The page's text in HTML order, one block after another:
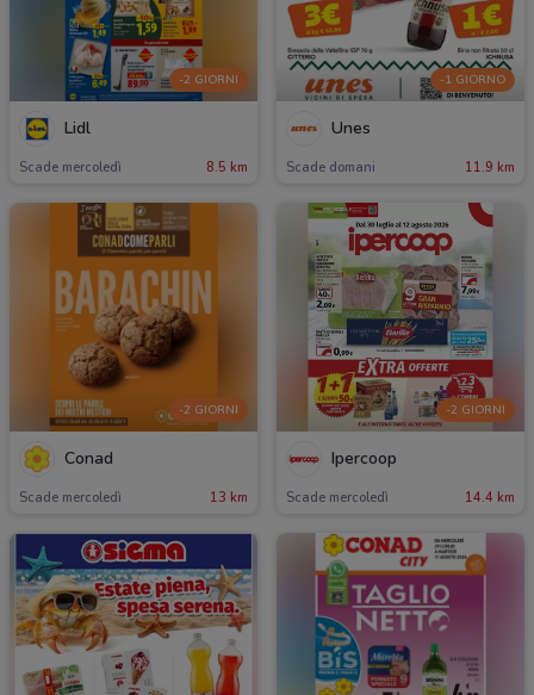
-2 GIORNI
Lidl
Scade mercoledì 8.5 km
-1 GIORNO
Unes
Scade domani 11.9 km
-2 GIORNI
Conad
Scade mercoledì 13 km
-2 GIORNI
Ipercoop
Scade mercoledì 14.4 km